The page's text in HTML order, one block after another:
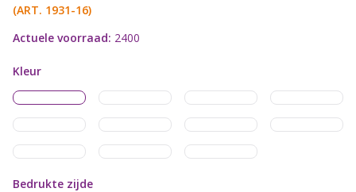
(ART. 1931-16)
Actuele voorraad: 2400
Kleur
Bedrukte zijde